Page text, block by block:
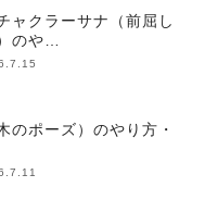
ャクラーサナ（前屈し
のや…
のポーズ）のやり方・